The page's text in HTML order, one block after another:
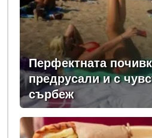
Перфектната
предрусали и с
сърбеж